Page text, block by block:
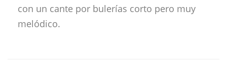
con un cante por bulerías corto pero muy
melódico.